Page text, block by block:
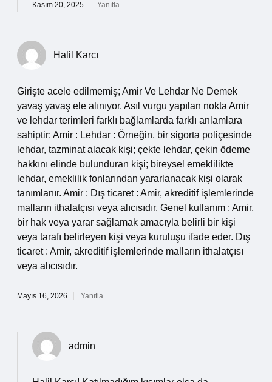
Kasım 20, 2025 Yanıtla
Halil Karcı
Girişte acele edilmemiş; Amir Ve Lehdar Ne Demek
yavaş yavaş ele alınıyor. Asıl vurgu yapılan nokta Amir
ve lehdar terimleri farklı bağlamlarda farklı anlamlara
sahiptir: Amir : Lehdar : Örneğin, bir sigorta poliçesinde
lehdar, tazminat alacak kişi; çekte lehdar, çekin ödeme
hakkını elinde bulunduran kişi; bireysel emeklilikte
lehdar, emeklilik fonlarından yararlanacak kişi olarak
tanımlanır. Amir : Dış ticaret : Amir, akreditif işlemlerinde
malların ithalatçısı veya alıcısıdır. Genel kullanım : Amir,
bir hak veya yarar sağlamak amacıyla belirli bir kişi
veya tarafı belirleyen kişi veya kuruluşu ifade eder. Dış
ticaret : Amir, akreditif işlemlerinde malların ithalatçısı
veya alıcısıdır.
Mayıs 16, 2026 Yanıtla
admin